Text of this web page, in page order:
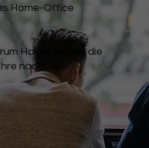
Home-Office
Haven Hotels die
nächste